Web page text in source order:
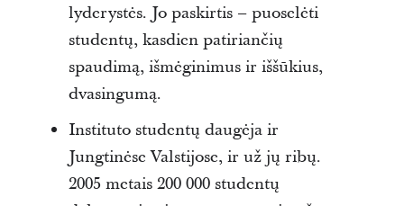
lyderystės. Jo paskirtis – puoselėti
studentų, kasdien patiriančių
spaudimą, išmėginimus ir iššūkius,
dvasingumą.
Instituto studentų daugėja ir
Jungtinėse Valstijose, ir už jų ribų.
2005 metais 200 000 studentų